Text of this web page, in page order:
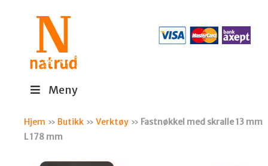
Meny
Hjem » Butikk »Verktøy » Fastnøkkel med skralle 13 mm
L 178 mm